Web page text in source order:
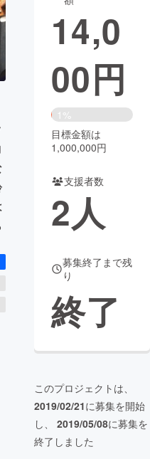
書籍・雑誌
チャレンジ
CAMPFIRE Creation
ya コミュニティ
14,0
00円
1%
目標金額は
1,000,000円
支援者数
2人
募集終了まで残
り
終了
このプロジェクトは、
2019/02/21に募集を開始
し、 2019/05/08に募集を
終了しました